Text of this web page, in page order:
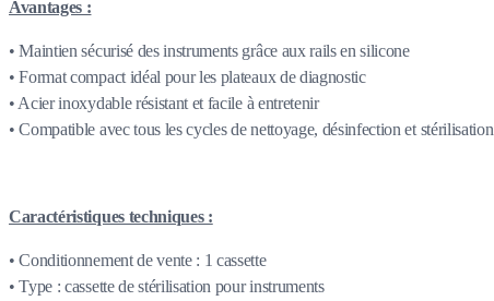
Avantages :
• Maintien sécurisé des instruments grâce aux rails en silicone
• Format compact idéal pour les plateaux de diagnostic
• Acier inoxydable résistant et facile à entretenir
• Compatible avec tous les cycles de nettoyage, désinfection et stérilisation
Caractéristiques techniques :
• Conditionnement de vente : 1 cassette
• Type : cassette de stérilisation pour instruments